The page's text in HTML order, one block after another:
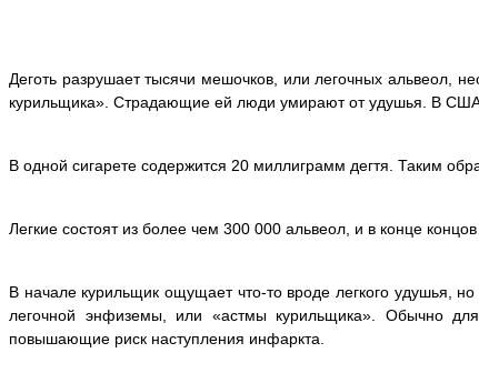
Деготь разрушает тысячи мешочков, или легочных альвеол,
курильщика». Страдающие ей люди умирают от удушья. В США
В одной сигарете содержится 20 миллиграмм дегтя. Таким
Легкие состоят из более чем 300 000 альвеол, и в конце
В начале курильщик ощущает что-то вроде легкого удушья,
легочной энфиземы, или «астмы курильщика». Обычно
повышающие риск наступления инфаркта.